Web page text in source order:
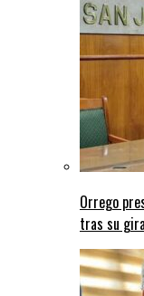
Orrego
tras su